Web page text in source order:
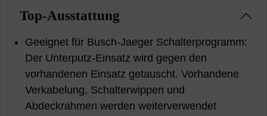
Top-Ausstattung
Geeignet für Busch-Jaeger Schalterprogramm:
Der Unterputz-Einsatz wird gegen den
vorhandenen Einsatz getauscht. Vorhandene
Verkabelung, Schalterwippen und
Abdeckrahmen werden weiterverwendet